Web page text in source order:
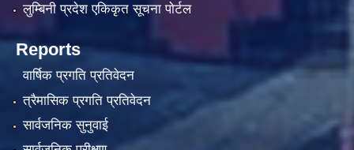
लुम्बिनी प्रदेश एकिकृत सूचना पाेर्टल
Reports
वार्षिक प्रगति प्रतिवेदन
त्रैमासिक प्रगति प्रतिवेदन
सार्वजनिक सुनुवाई